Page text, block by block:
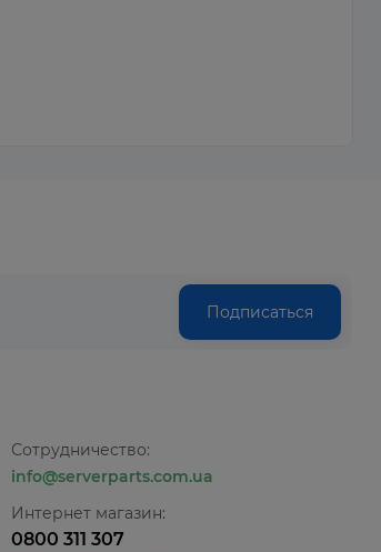
Подписаться
Сотрудничество:
info@serverparts.com.ua
Интернет магазин:
0800 311 307